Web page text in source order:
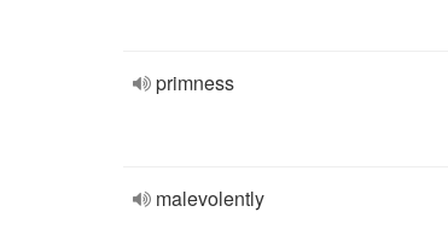
primness
malevolently